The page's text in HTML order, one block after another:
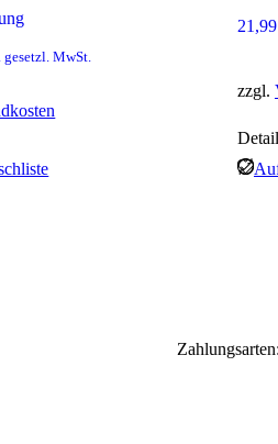
MwSt.
21,99
zzgl.
Zahlungsarten: